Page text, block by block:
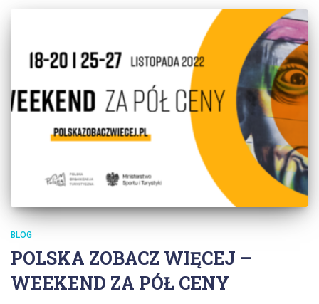
BLOG
POLSKA ZOBACZ WIĘCEJ –
WEEKEND ZA PÓŁ CENY